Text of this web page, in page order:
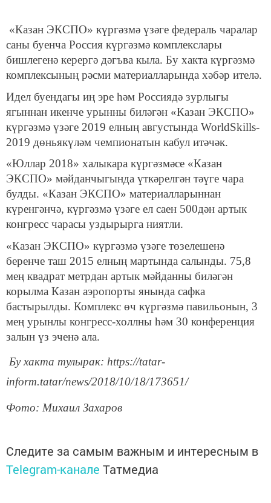
«Казан ЭКСПО» күргәзмә үзәге федераль чаралар
саны буенча Россия күргәзмә комплекслары
бишлегенә керергә дәгъва кыла. Бу хакта күргәзмә
комплексының рәсми материалларында хәбәр ителә.
Идел буендагы иң эре һәм Россиядә зурлыгы
ягыннан икенче урынны биләгән «Казан ЭКСПО»
күргәзмә үзәге 2019 елның августында WorldSkills-
2019 дөньякүләм чемпионатын кабул итәчәк.
«Юллар 2018» халыкара күргәзмәсе «Казан
ЭКСПО» мәйданчыгында үткәрелгән тәүге чара
булды. «Казан ЭКСПО» материалларыннан
күренгәнчә, күргәзмә үзәге ел саен 500дән артык
конгресс чарасы уздырырга ниятли.
«Казан ЭКСПО» күргәзмә үзәге төзелешенә
беренче таш 2015 елның мартында салынды. 75,8
мең квадрат метрдан артык мәйданны биләгән
корылма Казан аэропорты янында сафка
бастырылды. Комплекс өч күргәзмә павильонын, 3
мең урынлы конгресс-холлны һәм 30 конференция
залын үз эченә ала.
Бу хакта тулырак: https://tatar-
inform.tatar/news/2018/10/18/173651/
Фото: Михаил Захаров
Следите за самым важным и интересным в
Telegram-канале Татмедиа